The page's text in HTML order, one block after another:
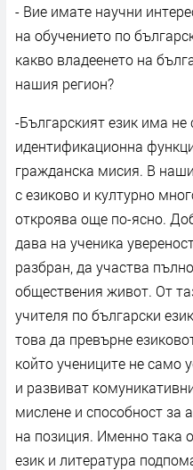
- Вие имате научни
на обучението по
какво владеенето на
нашия регион?
-Българският език има не
идентификационна
гражданска мисия. В
с езиково и културно
откроява още по-ясно.
дава на ученика
разбран, да участва
обществения живот. От
учителя по български
това да превърне
който учениците не само
и развиват
мислене и способност за
на позиция. Именно така
език и литература